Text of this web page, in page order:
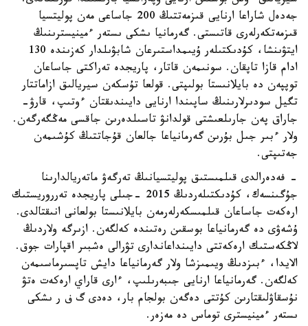
جەدەل شاراعا ارنايى قىزمەتتىڭ 200 جاساعى مەن پوليتسيا
قىزمەتكەرلەرى قاتىستى. گەرمانيا ىشكى ىستەر ءمينيسترىنىڭ
ايتۋىنشا، كۇدىكتىلەر ۇيىمداستىرعان شابۋىلدار كەزىندە 130
ادام قازا تاپقان. سونىمەن قاتار، پاريجدە تەراكتى جاساعان
توپپەن دە بايلانىستا بولىپتى. قولعا تۇسكەن سيريالىق ازاماتتار
تگيل سودىرلارىنىڭ ساپىندا ارنايى دايىندىقتان ءوتىپ، قارۋ-
جاراق پەن جارىلعىشتى قولدانۋ تاسىلدەرىن جاقسى مەڭگەرگەن.
ولار ءبىر جىل بۇرىن گەرمانياعا جالعان قۇجاتتىڭ كۇشىمەن
جەتىپتى.
- فەدەرالدى قىلمىستىق پوليتسيانىڭ تەرگەۋ ماتەريالدارىنا
جۇگىنسەك، كۇدىكتىلەردىڭ 2015 -جىلى پاريجدە تەرروريستىك
ارەكەت جاساعان قىلمىسكەرلەرمەن بايلانىستا بولعانى انىقتالدى.
ۇشەۋى دە گەرمانياعا بوسقىن رەتىندە كەلگەن. ازىرگە ولاردىڭ
لاڭكەستىك ارەكەتتى دايىنداعاندارى تۋرالى ەشبىر اقپارات جوق.
الايدا، ءبىزدىڭ ويىمىزشا ولار گەرمانياعا دايش تاپسىرماسىمەن
كەلگەن. گەرمانياعا ارنايى جىبەرىلىپ، ءارى قاراي ارەكەت ەتۋ
نۇسقاۋلىقتارىن كۇتتى دەگەن بولجام بار، دەدى گ ف ر ىشكى
ىستەر ءمينيسترى توماس دە مەزەر.